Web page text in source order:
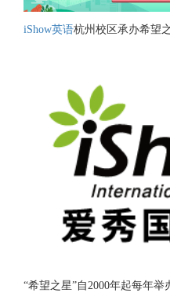
iShow英语杭州校区承办希望
“希望之星”自2000年起每年